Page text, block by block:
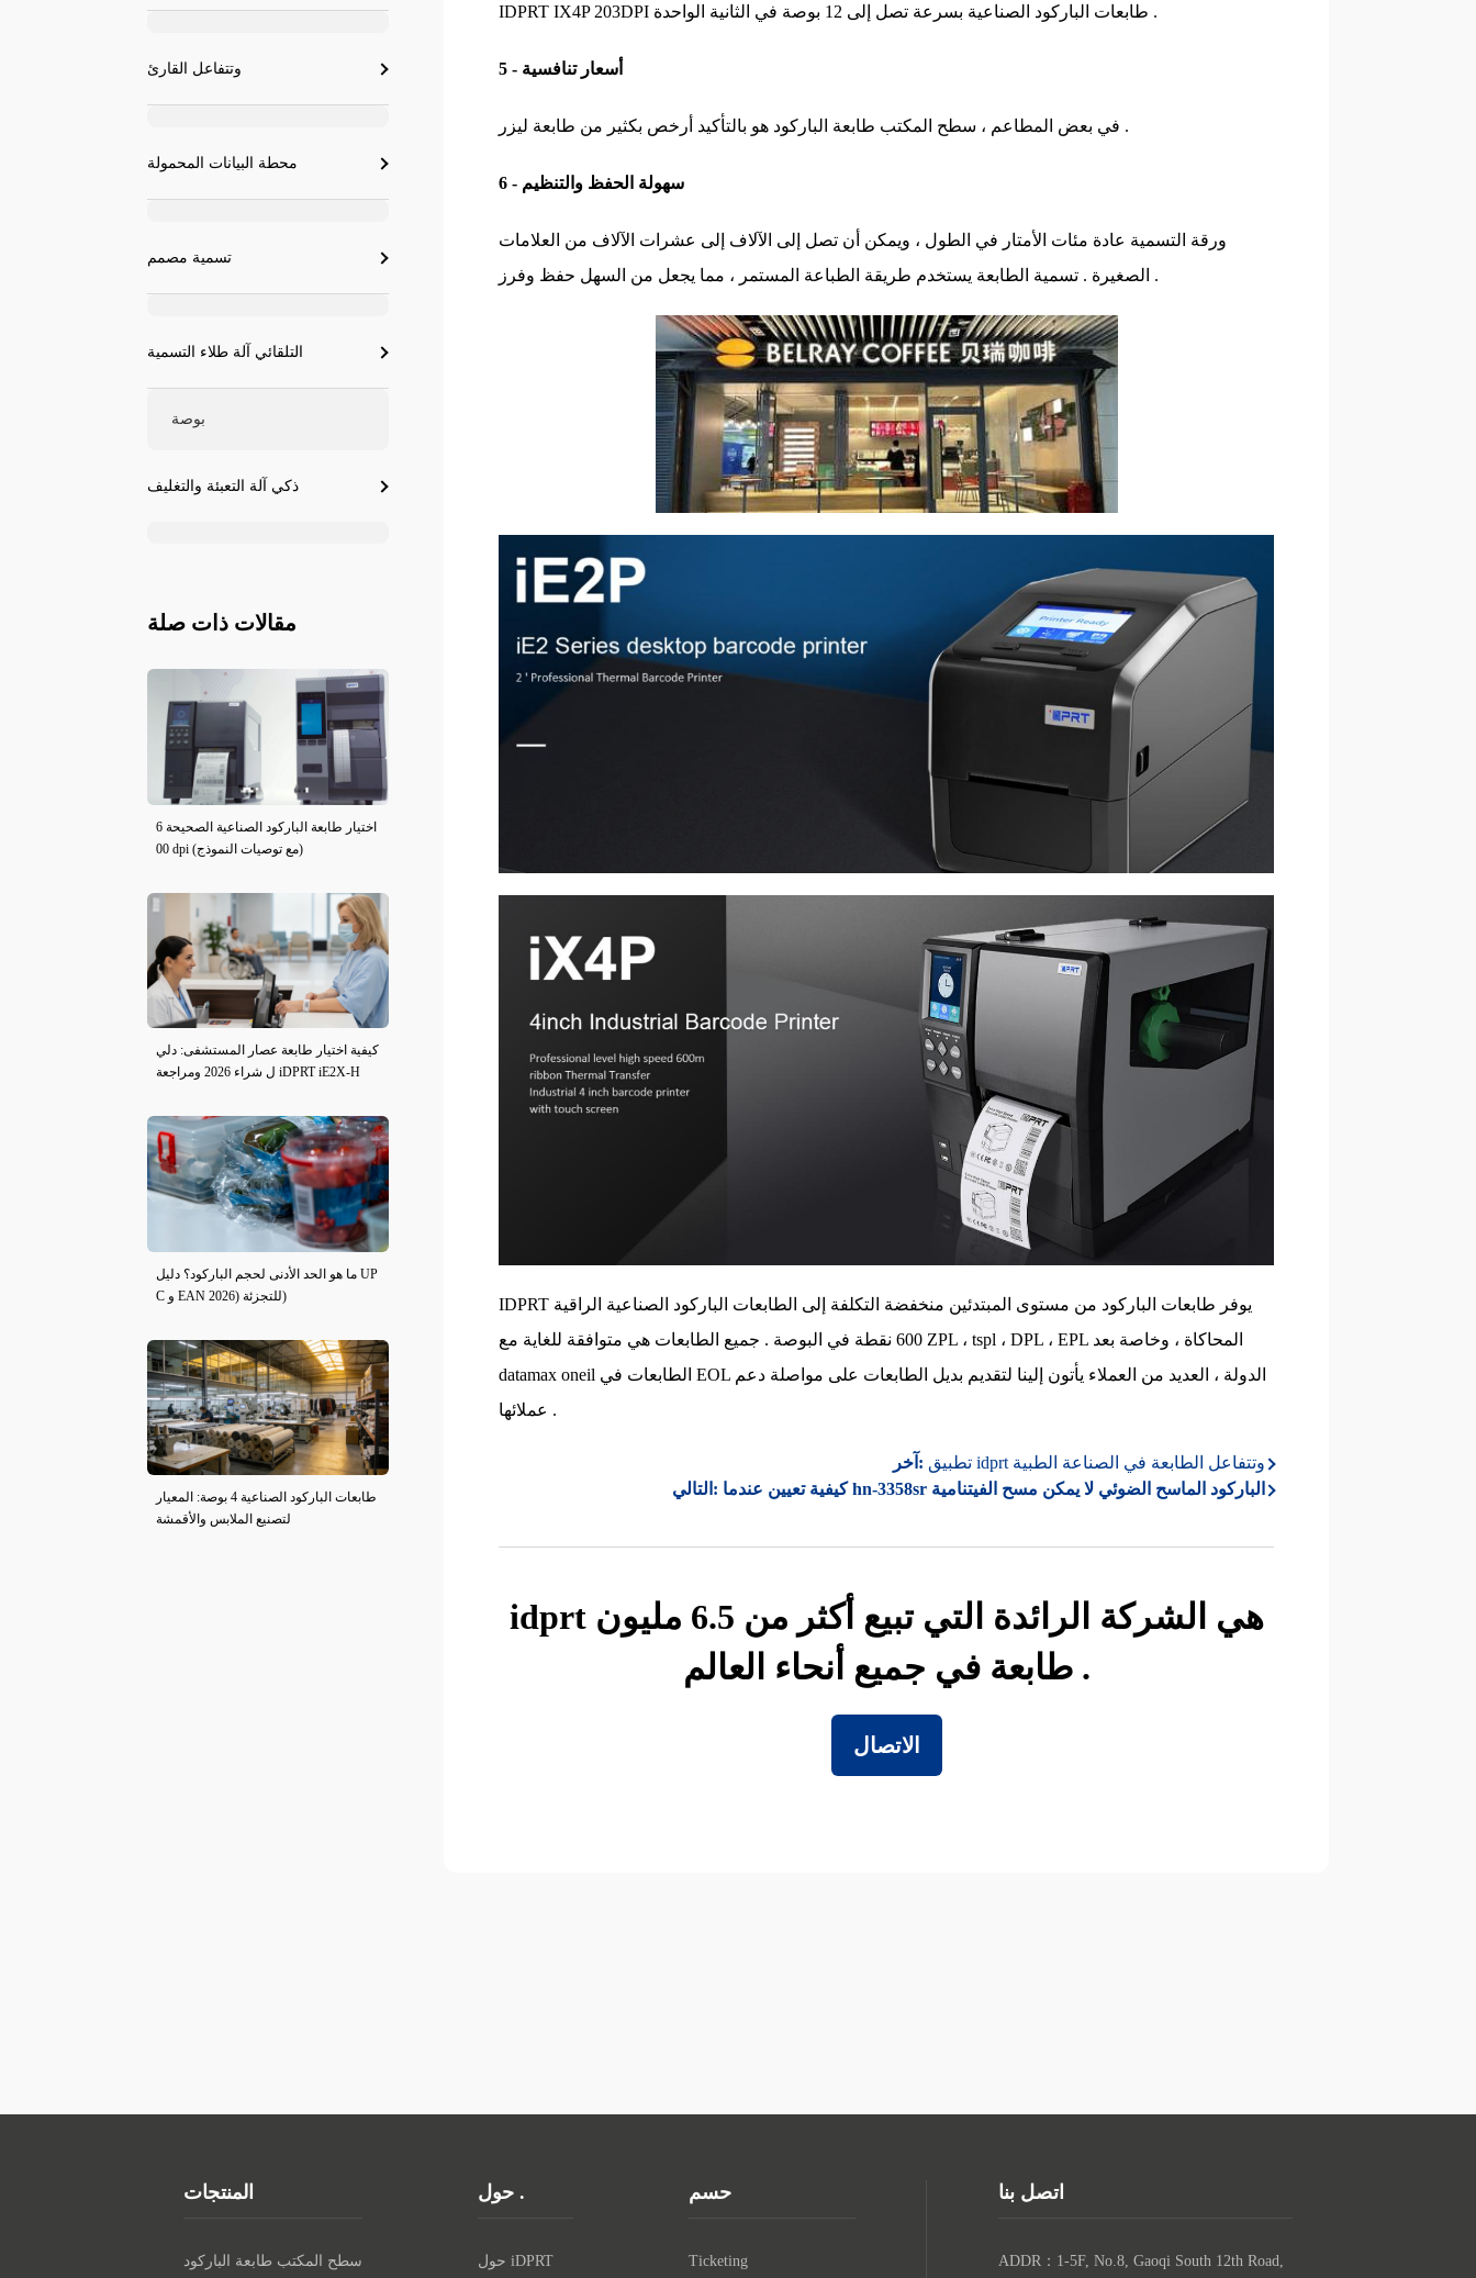
IDPRT IX4P 203DPI طابعات الباركود الصناعية بسرعة تصل إلى 12 بوصة في الثانية الواحدة .
5 - أسعار تنافسية
في بعض المطاعم ، سطح المكتب طابعة الباركود هو بالتأكيد أرخص بكثير من طابعة ليزر .
6 - سهولة الحفظ والتنظيم
ورقة التسمية عادة مئات الأمتار في الطول ، ويمكن أن تصل إلى الآلاف إلى عشرات الآلاف من العلامات
الصغيرة . تسمية الطابعة يستخدم طريقة الطباعة المستمر ، مما يجعل من السهل حفظ وفرز .
IDPRT يوفر طابعات الباركود من مستوى المبتدئين منخفضة التكلفة إلى الطابعات الباركود الصناعية الراقية
600 نقطة في البوصة . جميع الطابعات هي متوافقة للغاية مع ZPL ، tspl ، DPL ، EPL المحاكاة ، وخاصة بعد
datamax oneil الطابعات في EOL الدولة ، العديد من العملاء يأتون إلينا لتقديم بديل الطابعات على مواصلة دعم
عملائها .
آخر:
تطبيق idprt وتتفاعل الطابعة في الصناعة الطبية
التالي:
كيفية تعيين عندما hn-3358sr الباركود الماسح الضوئي لا يمكن مسح الفيتنامية
idprt هي الشركة الرائدة التي تبيع أكثر من 6.5 مليون
طابعة في جميع أنحاء العالم .
الاتصال
وتتفاعل القارئ
محطة البيانات المحمولة
تسمية مصمم
التلقائي آلة طلاء التسمية
بوصة
ذكي آلة التعبئة والتغليف
مقالات ذات صلة
اختيار طابعة الباركود الصناعية الصحيحة 6
00 dpi (مع توصيات النموذج)
كيفية اختيار طابعة عصار المستشفى: دلي
ل شراء 2026 ومراجعة iDPRT iE2X-H
ما هو الحد الأدنى لحجم الباركود؟ دليل UP
C و EAN للتجزئة (2026)
طابعات الباركود الصناعية 4 بوصة: المعيار
لتصنيع الملابس والأقمشة
المنتجات
سطح المكتب طابعة الباركود
حول .
حول iDPRT
حسم
Ticketing
اتصل بنا
ADDR：1-5F, No.8, Gaoqi South 12th Road,